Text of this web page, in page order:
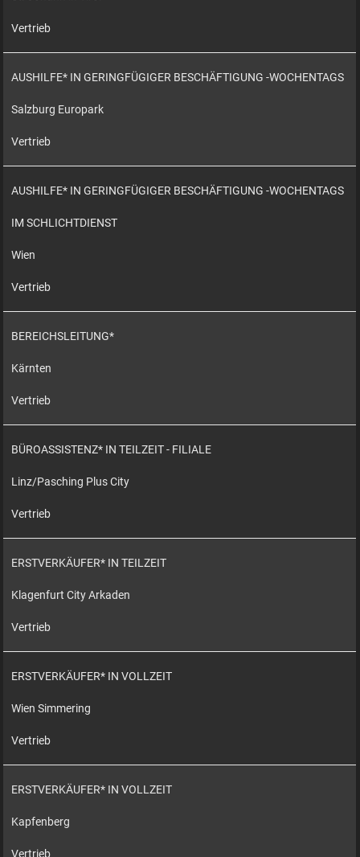
Vertrieb
AUSHILFE* IN GERINGFÜGIGER BESCHÄFTIGUNG -WOCHENTAGS
Salzburg Europark
Vertrieb
AUSHILFE* IN GERINGFÜGIGER BESCHÄFTIGUNG -WOCHENTAGS
IM SCHLICHTDIENST
Wien
Vertrieb
BEREICHSLEITUNG*
Kärnten
Vertrieb
BÜROASSISTENZ* IN TEILZEIT - FILIALE
Linz/Pasching Plus City
Vertrieb
ERSTVERKÄUFER* IN TEILZEIT
Klagenfurt City Arkaden
Vertrieb
ERSTVERKÄUFER* IN VOLLZEIT
Wien Simmering
Vertrieb
ERSTVERKÄUFER* IN VOLLZEIT
Kapfenberg
Vertrieb